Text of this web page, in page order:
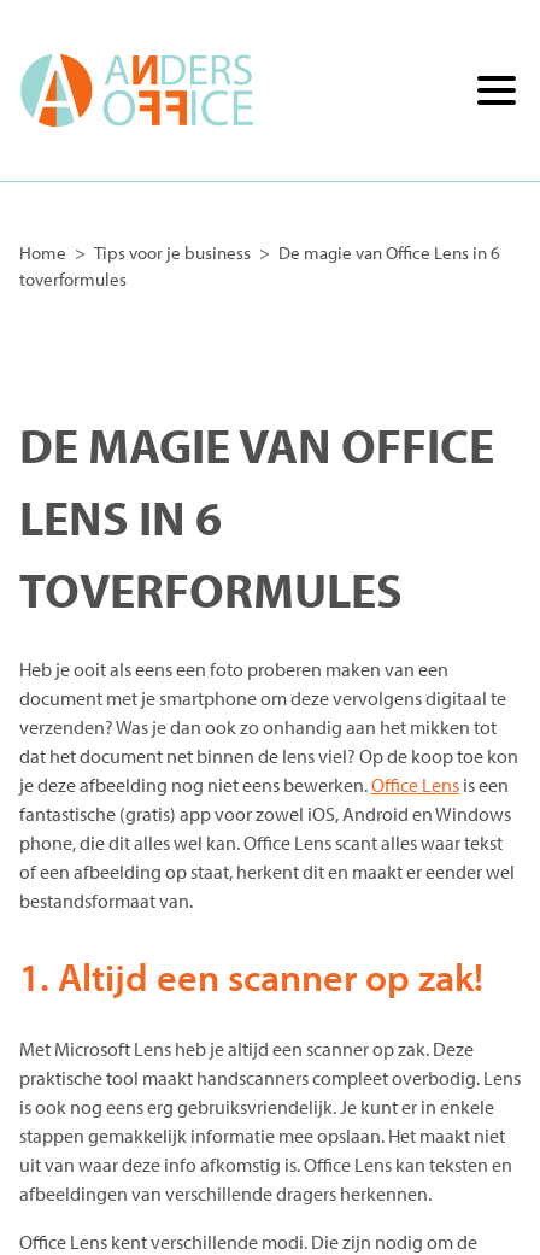
Home > Tips voor je business > De magie van Office Lens in 6
toverformules
DE MAGIE VAN OFFICE
LENS IN 6
TOVERFORMULES
Heb je ooit als eens een foto proberen maken van een
document met je smartphone om deze vervolgens digitaal te
verzenden? Was je dan ook zo onhandig aan het mikken tot
dat het document net binnen de lens viel? Op de koop toe kon
je deze afbeelding nog niet eens bewerken.Office Lens is een
fantastische (gratis) app voor zowel iOS, Android en Windows
phone, die dit alles wel kan. Office Lens scant alles waar tekst
of een afbeelding op staat, herkent dit en maakt er eender wel
bestandsformaat van.
1. Altijd een scanner op zak!
Met Microsoft Lens heb je altijd een scanner op zak. Deze
praktische tool maakt handscanners compleet overbodig. Lens
is ook nog eens erg gebruiksvriendelijk. Je kunt er in enkele
stappen gemakkelijk informatie mee opslaan. Het maakt niet
uit van waar deze info afkomstig is. Office Lens kan teksten en
afbeeldingen van verschillende dragers herkennen.
Office Lens kent verschillende modi. Die zijn nodig om de